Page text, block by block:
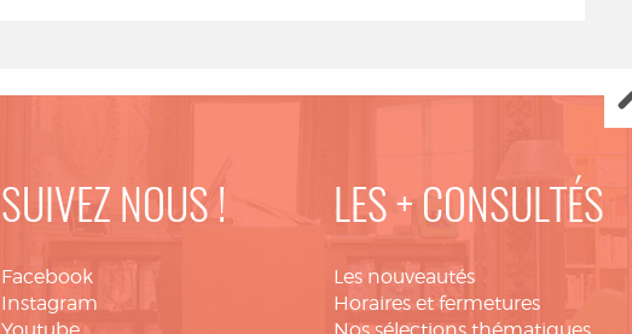
SUIVEZ NOUS !
Facebook
Instagram
LES + CONSULTÉS
Les nouveautés
Horaires et fermetures